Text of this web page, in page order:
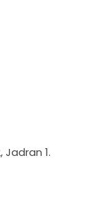
Jadran 1.